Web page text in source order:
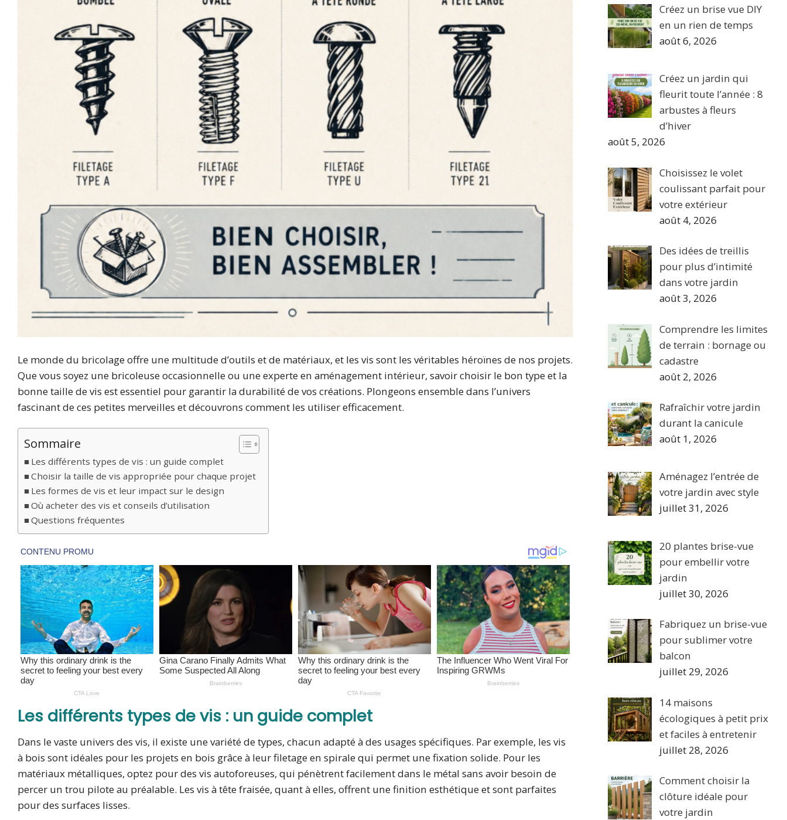
Le monde du bricolage offre une multitude d’outils et de matériaux, et les vis sont les véritables héroïnes de nos projets.
Que vous soyez une bricoleuse occasionnelle ou une experte en aménagement intérieur, savoir choisir le bon type et la
bonne taille de vis est essentiel pour garantir la durabilité de vos créations. Plongeons ensemble dans l’univers
fascinant de ces petites merveilles et découvrons comment les utiliser efficacement.
Sommaire
Les différents types de vis : un guide complet
Choisir la taille de vis appropriée pour chaque projet
Les formes de vis et leur impact sur le design
Où acheter des vis et conseils d’utilisation
Questions fréquentes
Les différents types de vis : un guide complet
Dans le vaste univers des vis, il existe une variété de types, chacun adapté à des usages spécifiques. Par exemple, les vis
à bois sont idéales pour les projets en bois grâce à leur filetage en spirale qui permet une fixation solide. Pour les
matériaux métalliques, optez pour des vis autoforeuses, qui pénètrent facilement dans le métal sans avoir besoin de
percer un trou pilote au préalable. Les vis à tête fraisée, quant à elles, offrent une finition esthétique et sont parfaites
pour des surfaces lisses.
Créez un brise vue DIY
en un rien de temps
août 6, 2026
Créez un jardin qui
fleurit toute l’année : 8
arbustes à fleurs
d’hiver
août 5, 2026
Choisissez le volet
coulissant parfait pour
votre extérieur
août 4, 2026
Des idées de treillis
pour plus d’intimité
dans votre jardin
août 3, 2026
Comprendre les limites
de terrain : bornage ou
cadastre
août 2, 2026
Rafraîchir votre jardin
durant la canicule
août 1, 2026
Aménagez l’entrée de
votre jardin avec style
juillet 31, 2026
20 plantes brise-vue
pour embellir votre
jardin
juillet 30, 2026
Fabriquez un brise-vue
pour sublimer votre
balcon
juillet 29, 2026
14 maisons
écologiques à petit prix
et faciles à entretenir
juillet 28, 2026
Comment choisir la
clôture idéale pour
votre jardin